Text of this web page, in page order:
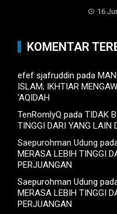
16
KOMENTAR
efef sjafruddin pada
ISLAM; IKHTIAR
‘AQIDAH
TenRomlyQ pada TIDAK
TINGGI DARI YANG LAIN
Saepurohman Udung
MERASA LEBIH TINGGI
PERJUANGAN
Saepurohman Udung
MERASA LEBIH TINGGI
PERJUANGAN